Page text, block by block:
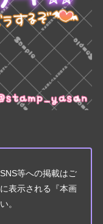
等への掲載はご
表示される『本画
。